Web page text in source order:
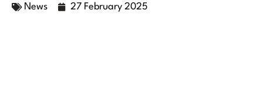
News 27 February 2025